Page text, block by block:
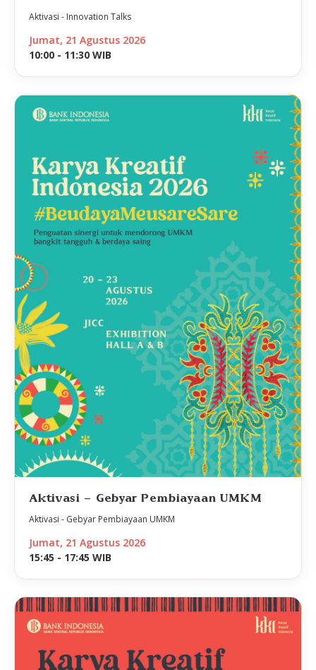
Aktivasi - Innovation Talks
Jumat, 21 Agustus 2026
10:00 - 11:30 WIB
Aktivasi - Gebyar Pembiayaan UMKM
Aktivasi - Gebyar Pembiayaan UMKM
Jumat, 21 Agustus 2026
15:45 - 17:45 WIB